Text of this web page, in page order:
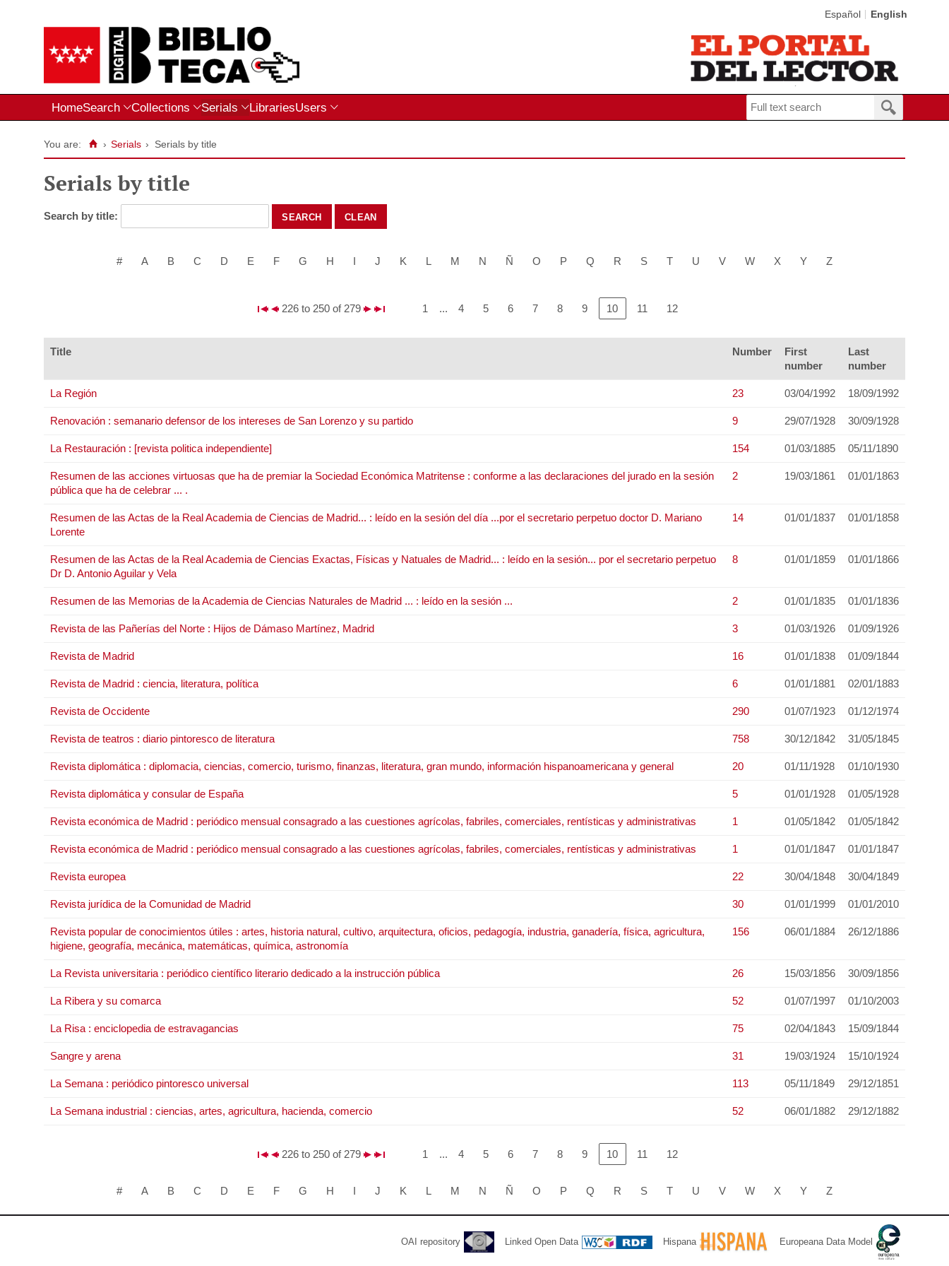
Español English
HomeSearch Collections Serials LibrariesUsers
You are: › Serials › Serials by title
Serials by title
Search by title: clean
# A B C D E F G H I J K L M N Ñ O P Q R S T U V W X Y Z
226 to 250 of 279 1 ... 4 5 6 7 8 9 10 11 12
Title Number
First
number
Last
number
La Región 23 03/04/1992 18/09/1992
Renovación : semanario defensor de los intereses de San Lorenzo y su partido 9 29/07/1928 30/09/1928
La Restauración : [revista politica independiente] 154 01/03/1885 05/11/1890
Resumen de las acciones virtuosas que ha de premiar la Sociedad Económica Matritense : conforme a las declaraciones del jurado en la sesión
pública que ha de celebrar ... .
2 19/03/1861 01/01/1863
Resumen de las Actas de la Real Academia de Ciencias de Madrid... : leído en la sesión del día ...por el secretario perpetuo doctor D. Mariano
Lorente
14 01/01/1837 01/01/1858
Resumen de las Actas de la Real Academia de Ciencias Exactas, Físicas y Natuales de Madrid... : leído en la sesión... por el secretario perpetuo
Dr D. Antonio Aguilar y Vela
8 01/01/1859 01/01/1866
Resumen de las Memorias de la Academia de Ciencias Naturales de Madrid ... : leído en la sesión ... 2 01/01/1835 01/01/1836
Revista de las Pañerías del Norte : Hijos de Dámaso Martínez, Madrid 3 01/03/1926 01/09/1926
Revista de Madrid 16 01/01/1838 01/09/1844
Revista de Madrid : ciencia, literatura, política 6 01/01/1881 02/01/1883
Revista de Occidente 290 01/07/1923 01/12/1974
Revista de teatros : diario pintoresco de literatura 758 30/12/1842 31/05/1845
Revista diplomática : diplomacia, ciencias, comercio, turismo, finanzas, literatura, gran mundo, información hispanoamericana y general 20 01/11/1928 01/10/1930
Revista diplomática y consular de España 5 01/01/1928 01/05/1928
Revista económica de Madrid : periódico mensual consagrado a las cuestiones agrícolas, fabriles, comerciales, rentísticas y administrativas 1 01/05/1842 01/05/1842
Revista económica de Madrid : periódico mensual consagrado a las cuestiones agrícolas, fabriles, comerciales, rentísticas y administrativas 1 01/01/1847 01/01/1847
Revista europea 22 30/04/1848 30/04/1849
Revista jurídica de la Comunidad de Madrid 30 01/01/1999 01/01/2010
Revista popular de conocimientos útiles : artes, historia natural, cultivo, arquitectura, oficios, pedagogía, industria, ganadería, física, agricultura,
higiene, geografía, mecánica, matemáticas, química, astronomía
156 06/01/1884 26/12/1886
La Revista universitaria : periódico científico literario dedicado a la instrucción pública 26 15/03/1856 30/09/1856
La Ribera y su comarca 52 01/07/1997 01/10/2003
La Risa : enciclopedia de estravagancias 75 02/04/1843 15/09/1844
Sangre y arena 31 19/03/1924 15/10/1924
La Semana : periódico pintoresco universal 113 05/11/1849 29/12/1851
La Semana industrial : ciencias, artes, agricultura, hacienda, comercio 52 06/01/1882 29/12/1882
226 to 250 of 279 1 ... 4 5 6 7 8 9 10 11 12
# A B C D E F G H I J K L M N Ñ O P Q R S T U V W X Y Z
OAI repository Linked Open Data Hispana Europeana Data Model